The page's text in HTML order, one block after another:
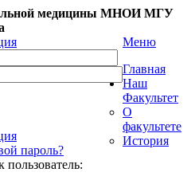
медицины МНОИ МГУ
пароль?
пользователь:
Меню
Главная
Наш
Факультет
О
факультете
История